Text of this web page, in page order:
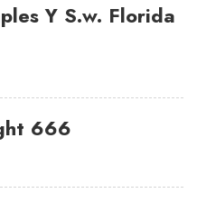
Y S.w. Florida
666